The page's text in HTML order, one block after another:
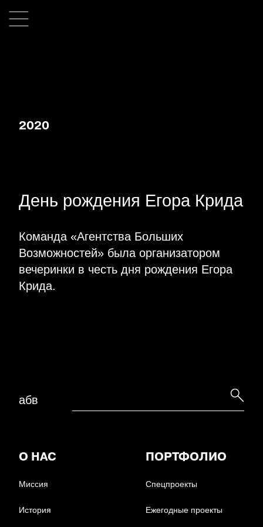
2020
День рождения Егора Крида
Команда «Агентства Больших
Возможностей» была организатором
вечеринки в честь дня рождения Егора
Крида.
абв
О НАС
Миссия
История
ПОРТФОЛИО
Спецпроекты
Ежегодные проекты